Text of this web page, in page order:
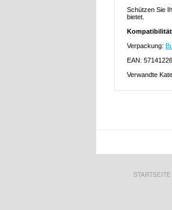
Schützen Sie
bietet.
Verpackung:
EAN:
Verwandte
STARTSEITE